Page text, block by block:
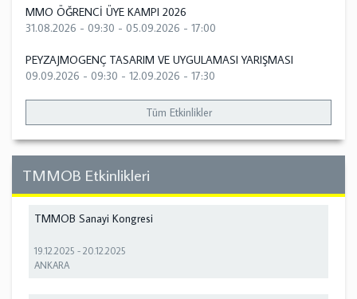
MMO ÖĞRENCİ ÜYE KAMPI 2026
31.08.2026 - 09:30 - 05.09.2026 - 17:00
PEYZAJMOGENÇ TASARIM VE UYGULAMASI YARIŞMASI
09.09.2026 - 09:30 - 12.09.2026 - 17:30
Tüm Etkinlikler
TMMOB Etkinlikleri
TMMOB Sanayi Kongresi
19.12.2025 -20.12.2025
ANKARA